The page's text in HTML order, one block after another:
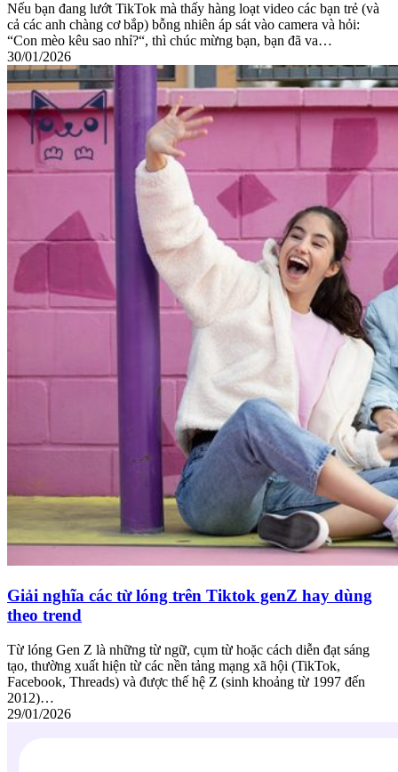
Nếu bạn đang lướt TikTok mà thấy hàng loạt video các bạn trẻ (và
cả các anh chàng cơ bắp) bỗng nhiên áp sát vào camera và hỏi:
“Con mèo kêu sao nhỉ?“, thì chúc mừng bạn, bạn đã va…
30/01/2026
Giải nghĩa các từ lóng trên Tiktok genZ hay dùng
theo trend
Từ lóng Gen Z là những từ ngữ, cụm từ hoặc cách diễn đạt sáng
tạo, thường xuất hiện từ các nền tảng mạng xã hội (TikTok,
Facebook, Threads) và được thế hệ Z (sinh khoảng từ 1997 đến
2012)…
29/01/2026